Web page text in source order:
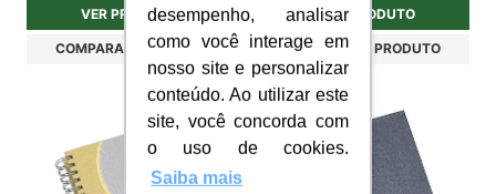
desempenho, analisar
como você interage em
nosso site e personalizar
conteúdo. Ao utilizar este
site, você concorda com
o uso de cookies.
Saiba mais
VER PRODUTO
COMPARAR PRODUTO
VER PRODUTO
COMPARAR PRODUTO